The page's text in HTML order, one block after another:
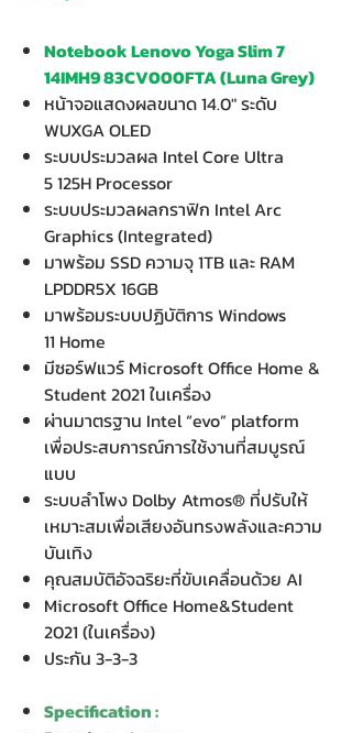
Notebook Lenovo Yoga Slim 7
14IMH9 83CV000FTA (Luna Grey)
หน้าจอแสดงผลขนาด 14.0" ระดับ
WUXGA OLED
ระบบประมวลผล Intel Core Ultra
5 125H Processor
ระบบประมวลผลกราฟิก Intel Arc
Graphics (Integrated)
มาพร้อม SSD ความจุ 1TB และ RAM
LPDDR5X 16GB
มาพร้อมระบบปฏิบัติการ Windows
11 Home
มีซอร์ฟแวร์ Microsoft Office Home &
Student 2021 ในเครื่อง
ผ่านมาตรฐาน Intel “evo” platform
เพื่อประสบการณ์การใช้งานที่สมบูรณ์
แบบ
ระบบลำโพง Dolby Atmos® ที่ปรับให้
เหมาะสมเพื่อเสียงอันทรงพลังและความ
บันเทิง
คุณสมบัติอัจฉริยะที่ขับเคลื่อนด้วย AI
Microsoft Office Home&Student
2021 (ในเครื่อง)
ประกัน 3-3-3
Specification :